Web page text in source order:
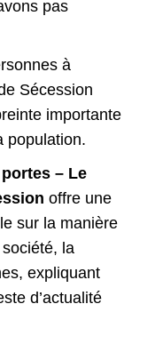
pas
à
Sécession
importante
population.
– Le
offre une
sur la manière
la
expliquant
d’actualité